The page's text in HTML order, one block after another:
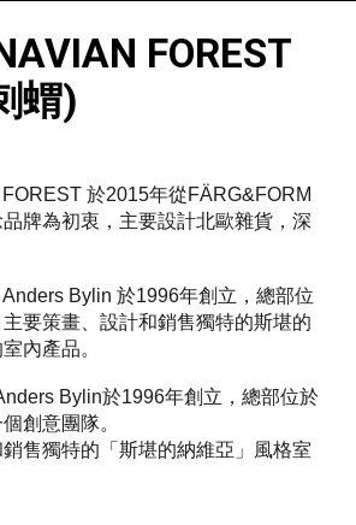
FOREST
蝟)
於2015年從FÄRG&FORM
牌為初衷，主要設計北歐雜貨，深
Bylin 於1996年創立，總部位
要策畫、設計和銷售獨特的斯堪的
內產品。
Bylin於1996年創立，總部位於
創意團隊。
售獨特的「斯堪的納維亞」風格室